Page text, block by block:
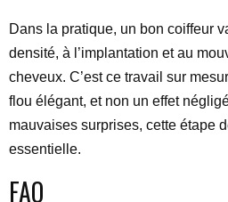
Dans la pratique, un bon coiffeur
densité, à l’implantation et au
cheveux. C’est ce travail sur
flou élégant, et non un effet
mauvaises surprises, cette étape
essentielle.
FAQ